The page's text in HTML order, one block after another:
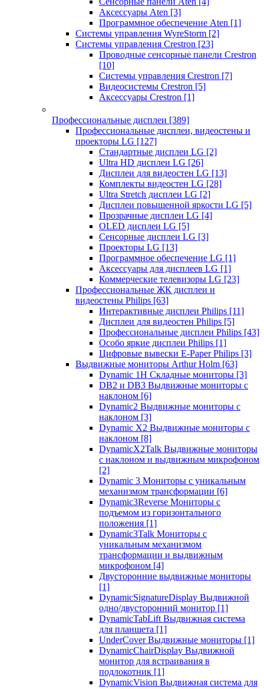
Аксессуары Aten [3]
Программное обеспечение Aten [1]
Системы управления WyreStorm [2]
Системы управления Crestron [23]
Проводные сенсорные панели Crestron
[10]
Системы управления Crestron [7]
Видеосистемы Crestron [5]
Аксессуары Crestron [1]
Профессиональные дисплеи [389]
Профессиональные дисплеи, видеостены и
проекторы LG [127]
Стандартные дисплеи LG [2]
Ultra HD дисплеи LG [26]
Дисплеи для видеостен LG [13]
Комплекты видеостен LG [28]
Ultra Stretch дисплеи LG [2]
Дисплеи повышенной яркости LG [5]
Прозрачные дисплеи LG [4]
OLED дисплеи LG [5]
Сенсорные дисплеи LG [3]
Проекторы LG [13]
Программное обеспечение LG [1]
Аксессуары для дисплеев LG [1]
Коммерческие телевизоры LG [23]
Профессиональные ЖК дисплеи и
видеостены Philips [63]
Интерактивные дисплеи Philips [11]
Дисплеи для видеостен Philips [5]
Профессиональные дисплеи Philips [43]
Особо яркие дисплеи Philips [1]
Цифровые вывески E-Paper Philips [3]
Выдвижные мониторы Arthur Holm [63]
Dynamic 1Н Складные мониторы [3]
DB2 и DB3 Выдвижные мониторы с
наклоном [6]
Dynamic2 Выдвижные мониторы с
наклоном [3]
Dynamic X2 Выдвижные мониторы с
наклоном [8]
DynamicX2Talk Выдвижные мониторы
с наклоном и выдвижным микрофоном
[2]
Dynamic 3 Мониторы с уникальным
механизмом трансформации [6]
Dynamic3Reverse Мониторы с
подъемом из горизонтального
положения [1]
Dynamic3Talk Мониторы с
уникальным механизмом
трансформации и выдвижным
микрофоном [4]
Двусторонние выдвижные мониторы
[1]
DynamicSignatureDisplay Выдвижной
одно/двусторонний монитор [1]
DynamicTabLift Выдвижная система
для планшета [1]
UnderCover Выдвижные мониторы [1]
DynamicChairDisplay Выдвижной
монитор для встраивания в
подлокотник [1]
DynamicVision Выдвижная система для